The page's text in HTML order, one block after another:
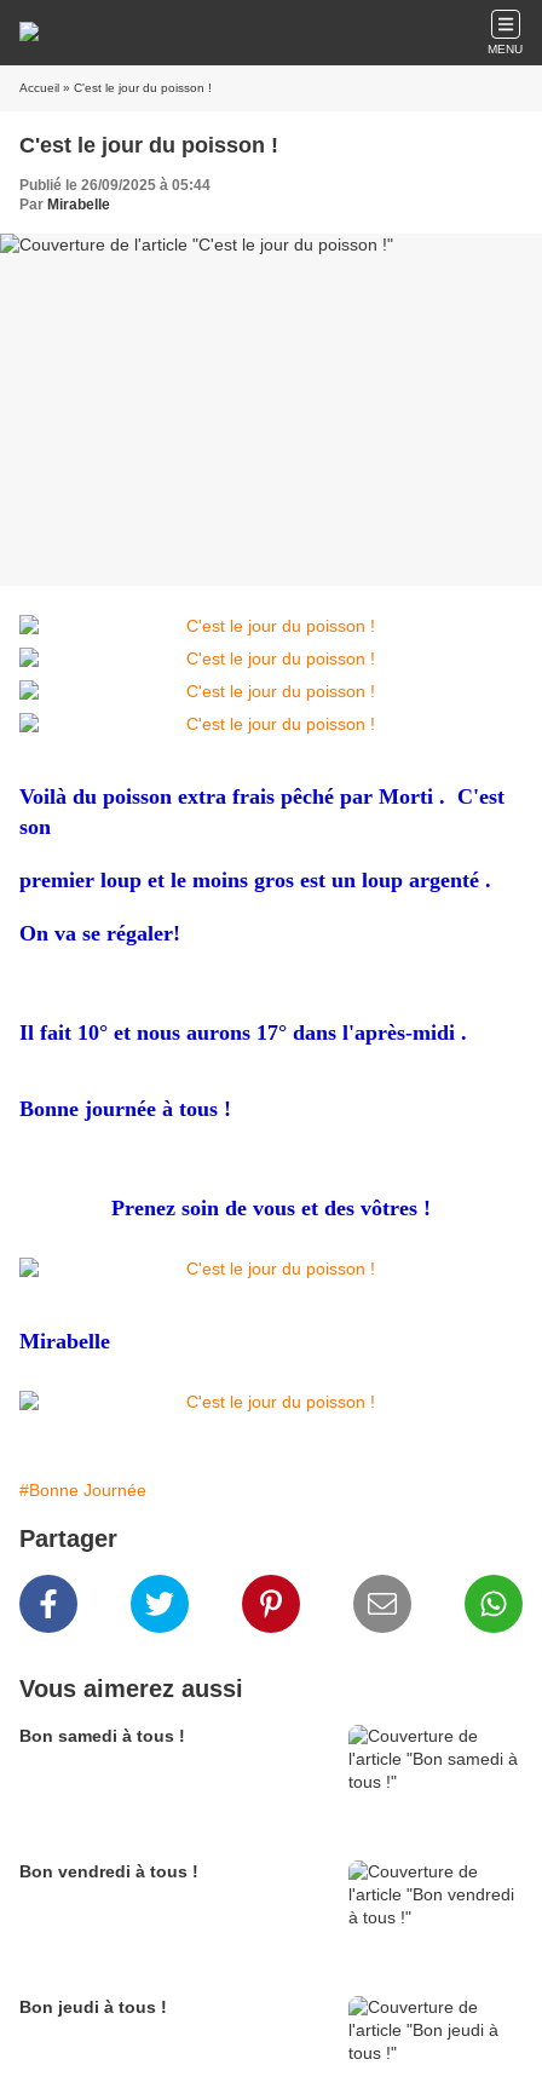
MENU
Accueil » C'est le jour du poisson !
C'est le jour du poisson !
Publié le 26/09/2025 à 05:44
Par Mirabelle
Voilà du poisson extra frais pêché par Morti . C'est
son
premier loup et le moins gros est un loup argenté .
On va se régaler!
Il fait 10° et nous aurons 17° dans l'après-midi .
Bonne journée à tous !
Prenez soin de vous et des vôtres !
Mirabelle
#Bonne Journée
Partager
Vous aimerez aussi
Bon samedi à tous !
Bon vendredi à tous !
Bon jeudi à tous !